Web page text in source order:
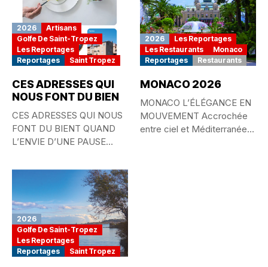
2026
Artisans
Golfe De Saint-Tropez
Les Reportages
Reportages
Saint Tropez
CES ADRESSES QUI
NOUS FONT DU BIEN
CES ADRESSES QUI NOUS
FONT DU BIENT QUAND
L’ENVIE D’UNE PAUSE
2026
Les Reportages
Les Restaurants
Monaco
Reportages
Restaurants
MONACO 2026
MONACO L’ÉLÉGANCE EN
MOUVEMENT Accrochée
entre ciel et Méditerranée,
2026
Golfe De Saint-Tropez
Les Reportages
Reportages
Saint Tropez